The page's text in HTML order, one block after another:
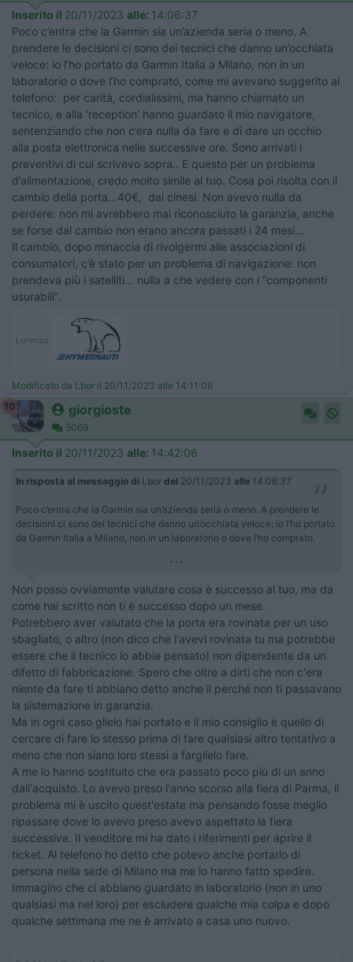
Inserito il 20/11/2023 alle: 14:06:37
Poco c’entra che la Garmin sia un’azienda seria o meno. A
prendere le decisioni ci sono dei tecnici che danno un’occhiata
veloce: io l’ho portato da Garmin Italia a Milano, non in un
laboratorio o dove l’ho comprato, come mi avevano suggerito al
telefono: per carità, cordialissimi, ma hanno chiamato un
tecnico, e alla ‘reception’ hanno guardato il mio navigatore,
sentenziando che non c’era nulla da fare e di dare un occhio
alla posta elettronica nelle successive ore. Sono arrivati i
preventivi di cui scrivevo sopra.. E questo per un problema
d’alimentazione, credo molto simile al tuo. Cosa poi risolta con il
cambio della porta…40€, dai cinesi. Non avevo nulla da
perdere: non mi avrebbero mai riconosciuto la garanzia, anche
se forse dal cambio non erano ancora passati i 24 mesi…
Il cambio, dopo minaccia di rivolgermi alle associazioni di
consumatori, c’è stato per un problema di navigazione: non
prendeva più i satelliti… nulla a che vedere con i “componenti
usurabili”.
Lorenzo
Modificato da Lbor il 20/11/2023 alle 14:11:06
10
giorgioste
5069
Inserito il 20/11/2023 alle: 14:42:06
In risposta al messaggio di Lbor del 20/11/2023 alle 14:06:37
Poco c’entra che la Garmin sia un’azienda seria o meno. A prendere le
decisioni ci sono dei tecnici che danno un’occhiata veloce: io l’ho portato
da Garmin Italia a Milano, non in un laboratorio o dove l’ho comprato,
...
Non posso ovviamente valutare cosa è successo al tuo, ma da
come hai scritto non ti è successo dopo un mese.
Potrebbero aver valutato che la porta era rovinata per un uso
sbagliato, o altro (non dico che l'avevi rovinata tu ma potrebbe
essere che il tecnico lo abbia pensato) non dipendente da un
difetto di fabbricazione. Spero che oltre a dirti che non c'era
niente da fare ti abbiano detto anche il perché non ti passavano
la sistemazione in garanzia.
Ma in ogni caso glielo hai portato e il mio consiglio è quello di
cercare di fare lo stesso prima di fare qualsiasi altro tentativo a
meno che non siano loro stessi a farglielo fare.
A me lo hanno sostituito che era passato poco più di un anno
dall'acquisto. Lo avevo preso l'anno scorso alla fiera di Parma, il
problema mi è uscito quest'estate ma pensando fosse meglio
ripassare dove lo avevo preso avevo aspettato la fiera
successiva. Il venditore mi ha dato i riferimenti per aprire il
ticket. Al telefono ho detto che potevo anche portarlo di
persona nella sede di Milano ma me lo hanno fatto spedire.
Immagino che ci abbiano guardato in laboratorio (non in uno
qualsiasi ma nel loro) per escludere qualche mia colpa e dopo
qualche settimana me ne è arrivato a casa uno nuovo.